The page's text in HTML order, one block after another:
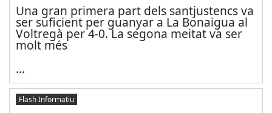
Una gran primera part dels santjustencs va
ser suficient per guanyar a La Bonaigua al
Voltregà per 4-0. La segona meitat va ser
molt més
...
Flash Informatiu